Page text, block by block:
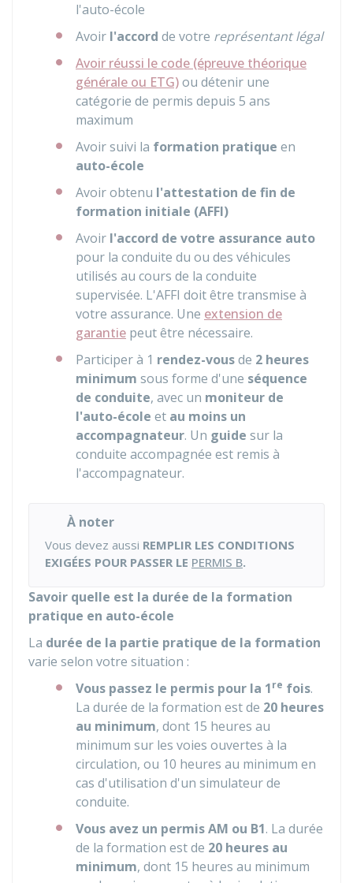
l'auto-école
Avoir l'accord de votre représentant légal
Avoir réussi le code (épreuve théorique
générale ou ETG)ou détenir une
catégorie de permis depuis 5 ans
maximum
Avoir suivi la formation pratique en
auto-école
Avoir obtenu l'attestation de fin de
formation initiale (AFFI)
Avoir l'accord de votre assurance auto
pour la conduite du ou des véhicules
utilisés au cours de la conduite
supervisée. L'AFFI doit être transmise à
votre assurance. Une extension de
garantie peut être nécessaire.
Participer à 1 rendez-vousde 2 heures
minimum sous forme d'une séquence
de conduite, avec un moniteur de
l'auto-école et au moins un
accompagnateur. Un guide sur la
conduite accompagnée est remis à
l'accompagnateur.
À noter
Vous devez aussi REMPLIR LES CONDITIONS
EXIGÉES POUR PASSER LE PERMIS B.
Savoir quelle est la durée de la formation
pratique en auto-école
La durée de la partie pratique de la formation
varie selon votre situation :
Vous passez le permis pour la 1re fois.
La durée de la formation est de 20 heures
au minimum, dont 15 heures au
minimum sur les voies ouvertes à la
circulation, ou 10 heures au minimum en
cas d'utilisation d'un simulateur de
conduite.
Vous avez un permis AM ou B1. La durée
de la formation est de 20 heures au
minimum, dont 15 heures au minimum